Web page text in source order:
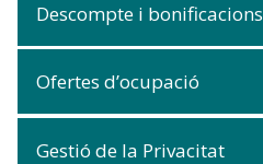
Descompte i bonificacions
Ofertes d’ocupació
Gestió de la Privacitat